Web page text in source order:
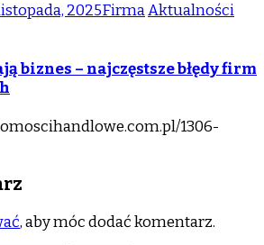
2025FirmaAktualności
biznes – najczęstsze błędy firm
, aby móc dodać komentarz.